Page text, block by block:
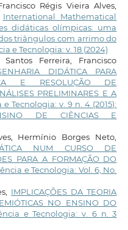
Régis Vieira Alves,
International Mathematical
didáticas olímpicas: uma
triângulos com arrimo do
e Tecnologia: v. 18 (2024)
Ferreira, Francisco
DIDÁTICA PARA
E RESOLUÇÃO DE
PRELIMINARES E A
Tecnologia: v. 9 n. 4 (2015):
DE CIÊNCIAS E
Hermínio Borges Neto,
NUM CURSO DE
PARA A FORMAÇÃO DO
e Tecnologia: Vol. 6, No.
IMPLICAÇÕES DA TEORIA
NO ENSINO DO
e Tecnologia: v. 6 n. 3